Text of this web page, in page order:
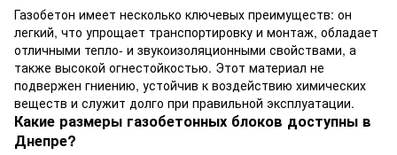
Газобетон имеет несколько ключевых преимуществ: он
легкий, что упрощает транспортировку и монтаж, обладает
отличными тепло- и звукоизоляционными свойствами, а
также высокой огнестойкостью. Этот материал не
подвержен гниению, устойчив к воздействию химических
веществ и служит долго при правильной эксплуатации.
Какие размеры газобетонных блоков доступны в
Днепре?